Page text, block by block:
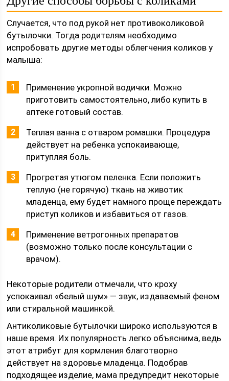
Случается, что под рукой нет противоколиковой
бутылочки. Тогда родителям необходимо
испробовать другие методы облегчения коликов у
малыша:
Применение укропной водички. Можно
приготовить самостоятельно, либо купить в
аптеке готовый состав.
Теплая ванна с отваром ромашки. Процедура
действует на ребенка успокаивающе,
притупляя боль.
Прогретая утюгом пеленка. Если положить
теплую (не горячую) ткань на животик
младенца, ему будет намного проще переждать
приступ коликов и избавиться от газов.
Применение ветрогонных препаратов
(возможно только после консультации с
врачом).
Некоторые родители отмечали, что кроху
успокаивал «белый шум» — звук, издаваемый феном
или стиральной машинкой.
Антиколиковые бутылочки широко используются в
наше время. Их популярность легко объяснима, ведь
этот атрибут для кормления благотворно
действует на здоровье младенца. Подобрав
подходящее изделие, мама предупредит некоторые